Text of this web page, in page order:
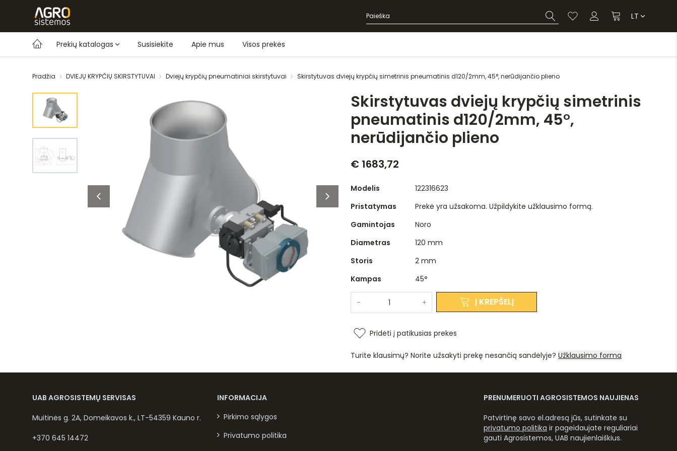
LT
Prekių katalogas Susisiekite Apie mus Visos prekės
Pradžia DVIEJŲ KRYPČIŲ SKIRSTYTUVAI Dviejų krypčių pneumatiniai skirstytuvai Skirstytuvas dviejų krypčių simetrinis pneumatinis d120/2mm, 45°, nerūdijančio plieno
Skirstytuvas dviejų krypčių simetrinis
pneumatinis d120/2mm, 45°,
nerūdijančio plieno
€ 1683,72
Modelis
122316623
Pristatymas
Prekė yra užsakoma. Užpildykite užklausimo formą.
Gamintojas
Noro
Diametras
120 mm
Storis
2 mm
Kampas
45°
- + Į KREPŠELĮ
Pridėti į patikusias prekes
Turite klausimų? Norite užsakyti prekę nesančią sandėlyje? Užklausimo forma
UAB AGROSISTEMŲ SERVISAS
Muitinės g. 2A, Domeikavos k., LT-54359 Kauno r.
+370 645 14472
INFORMACIJA
Pirkimo sąlygos
Privatumo politika
PRENUMERUOTI AGROSISTEMOS NAUJIENAS
Patvirtinę savo el.adresą jūs, sutinkate su
privatumo politika ir pageidaujate reguliariai
gauti Agrosistemos, UAB naujienlaiškius.